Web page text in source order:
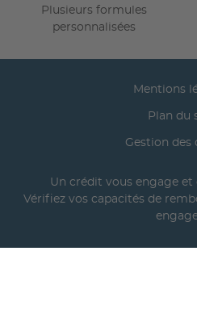
Plusieurs formules
personnalisées
Mentions
Plan du
Gestion des
Un crédit vous engage
Vérifiez vos capacités de